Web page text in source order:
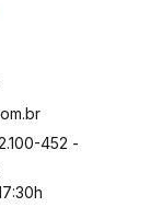
452 -